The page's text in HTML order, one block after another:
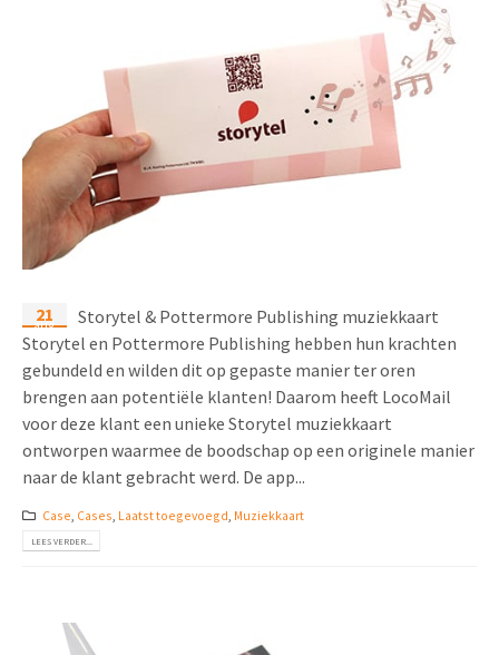
21
aug
Storytel & Pottermore Publishing muziekkaart
Storytel en Pottermore Publishing hebben hun krachten
gebundeld en wilden dit op gepaste manier ter oren
brengen aan potentiële klanten! Daarom heeft LocoMail
voor deze klant een unieke Storytel muziekkaart
ontworpen waarmee de boodschap op een originele manier
naar de klant gebracht werd. De app...
Case Cases Laatst toegevoegd Muziekkaart
LEES VERDER...